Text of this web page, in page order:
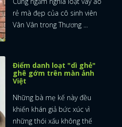
GOOGLE
rẻ mà đẹp của cô sinh viên
Vân Vân trong Thương ...
Điểm danh loạt "dì ghẻ"
ghê gớm trên màn ảnh
Việt
Những bà mẹ kế này đều
khiến khán giả bức xúc vì
những thói xấu không thế